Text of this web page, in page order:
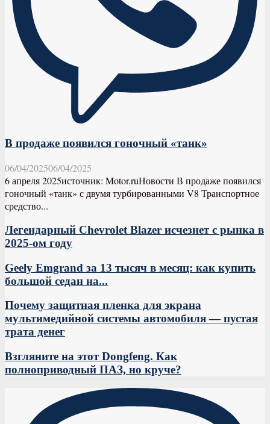
В продаже появился гоночный «танк»
06/04/202506/04/2025
6 апреля 2025источник: Motor.ruНовости В продаже появился
гоночный «танк» с двумя турбированными V8 Транспортное
средство...
Легендарный Chevrolet Blazer исчезнет с рынка в
2025-ом году
Geely Emgrand за 13 тысяч в месяц: как купить
большой седан на...
Почему защитная пленка для экрана
мультимедийной системы автомобиля — пустая
трата денег
Взгляните на этот Dongfeng. Как
полноприводный ПАЗ, но круче?